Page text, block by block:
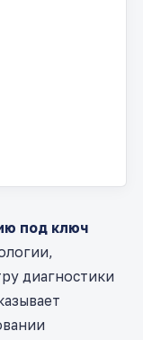
под ключ
диагностики